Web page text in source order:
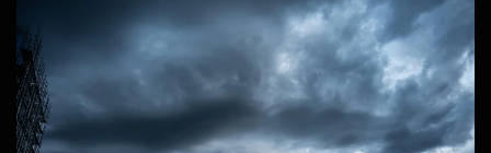
ZOOM